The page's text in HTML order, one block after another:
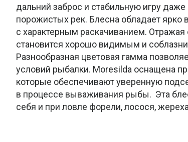
дальний заброс и стабильную игру
порожистых рек. Блесна обладает
с характерным раскачиванием.
становится хорошо видимым и
Разнообразная цветовая гамма
условий рыбалки. Moresilda оснащена
которые обеспечивают уверенную
в процессе вываживания рыбы. Эта
себя и при ловле форели, лосося,